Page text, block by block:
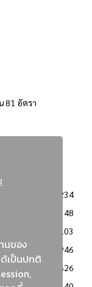
นของ
ด้เป็นปกติ
81 อัตรา
3234
2348
2103
1946
1626